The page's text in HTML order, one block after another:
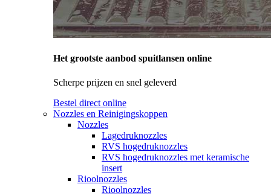
Het grootste aanbod spuitlansen online
Scherpe prijzen en snel geleverd
Bestel direct online
Nozzles en Reinigingskoppen
Nozzles
Lagedruknozzles
RVS hogedruknozzles
RVS hogedruknozzles met keramische
insert
Rioolnozzles
Rioolnozzles